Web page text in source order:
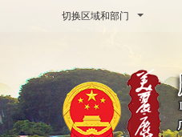
切换区域和部门